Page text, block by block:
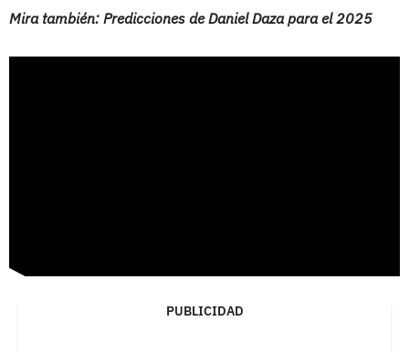
Mira también: Predicciones de Daniel Daza para el 2025
PUBLICIDAD